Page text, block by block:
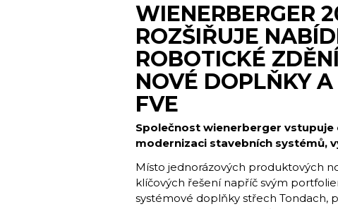
WIENERBERGER
ROZŠIŘUJE
ROBOTICKÉ
NOVÉ DOPLŇKY
FVE
Společnost wienerberger
modernizaci stavebních systémů,
Místo jednorázových produktových
klíčových řešení napříč svým
systémové doplňky střech Tondach,